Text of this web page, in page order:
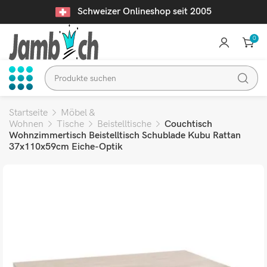
Schweizer Onlineshop seit 2005
0
Startseite
Möbel &
Wohnen
Tische Beistelltische
Couchtisch
Wohnzimmertisch Beistelltisch Schublade Kubu Rattan
37x110x59cm Eiche-Optik